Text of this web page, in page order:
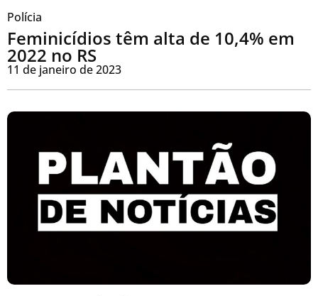
Polícia
Feminicídios têm alta de 10,4% em
2022 no RS
11 de janeiro de 2023